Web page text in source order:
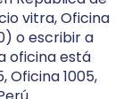
vitra, Oficina
o escribir a
oficina está
Oficina 1005,